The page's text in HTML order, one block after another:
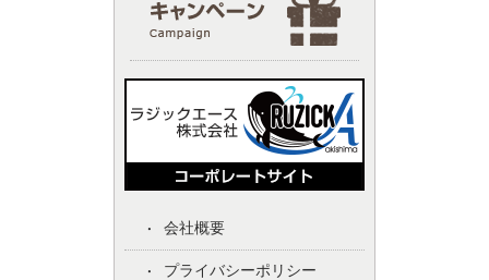
会社概要
プライバシーポリシー